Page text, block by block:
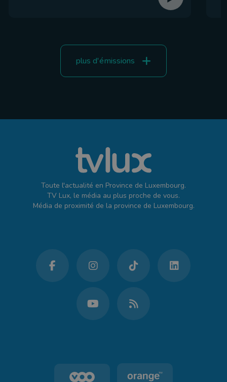
plus d'émissions
Toute l'actualité en Province de Luxembourg.
TV Lux, le média au plus proche de vous.
Média de proximité de la province de Luxembourg.